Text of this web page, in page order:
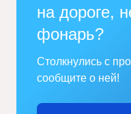
на дороге,
фонарь?
Столкнулись с
сообщите о ней!